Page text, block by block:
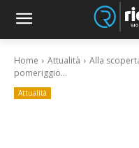
Home Attualità
Alla
pomeriggio...
Attualità